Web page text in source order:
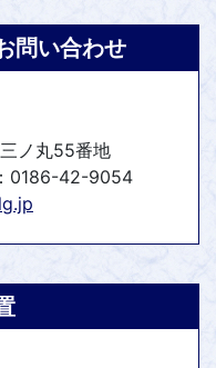
問い合わせ
ノ丸55番地
0186-42-9054